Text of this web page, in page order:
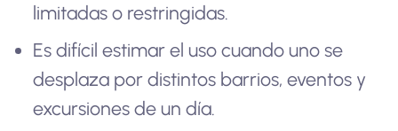
limitadas o restringidas.
Es difícil estimar el uso cuando uno se
desplaza por distintos barrios, eventos y
excursiones de un día.